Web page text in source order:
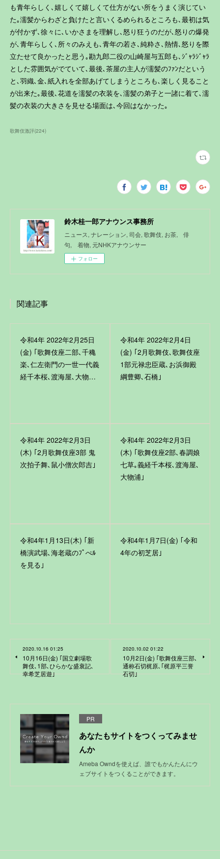
も青年らしく､嬉しくて嬉しくて仕方がない所をうまく演じてい
た｡濡髪からわざと負けたと言いくるめられるところも､最初は気
が付かず､徐々に､いかさまを理解し､怒り狂うのだが､怒りの爆発
が､青年らしく､所々のみえも､青年の若さ､純粋さ､熱情､怒りを際
立たせて良かったと思う｡勘九郎二役の山崎屋与五郎も､ｼﾞｬﾗｼﾞｬﾗ
とした雰囲気がでていて､最後､茶屋の主人が濡髪のﾌｧﾝだという
と､羽織､金､紙入れを全部あげてしまうところも､楽しく見ること
が出来た｡最後､花道を濡髪の衣装を､濡髪の弟子と一諸に着て､濡
髪の衣装の大きさを見せる場面は､今回はなかった｡
歌舞伎激評(224)
鈴木桂一郎アナウンス事務所
ニュース, ナレーション, 司会, 歌舞伎, お茶, 俳
句, 着物, 元NHKアナウンサー
フォロー
関連記事
令和4年 2022年2月25日
(金) ｢歌舞伎座二部､千穐
楽､仁左衛門の一世一代義
経千本桜､渡海屋､大物…
令和4年 2022年2月4日
(金) ｢2月歌舞伎､歌舞伎座
1部元禄忠臣蔵､お浜御殿
綱豊卿､石橋｣
令和4年 2022年2月3日
(木) ｢2月歌舞伎座3部 鬼
次拍子舞､鼠小僧次郎吉｣
令和4年 2022年2月3日
(木) ｢歌舞伎座2部､春調娘
七草｡義経千本桜､渡海屋､
大物浦｣
令和4年1月13日(木) ｢新
橋演武場､海老蔵のﾌﾟぺﾙ
を見る｣
令和4年1月7日(金) ｢令和
4年の初芝居｣
2020.10.16 01:25
10月16日(金) ｢国立劇場歌
舞伎､1部､ひらかな盛衰記､
幸希芝居遊｣
2020.10.02 01:22
10月2日(金) ｢歌舞伎座三部､
通称石切梶原､｢梶原平三誉
石切｣
PR
あなたもサイトをつくってみませ
んか
Ameba Owndを使えば、誰でもかんたんにウ
ェブサイトをつくることができます。